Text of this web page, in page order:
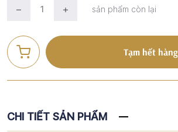
sản phẩm còn lại
Tạm hết hàng
CHI TIẾT SẢN PHẨM